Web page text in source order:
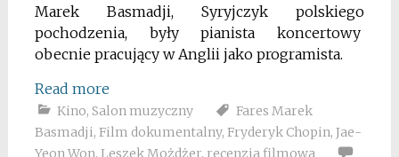
Marek Basmadji, Syryjczyk polskiego
pochodzenia, były pianista koncertowy
obecnie pracujący w Anglii jako programista.
Read more
Kino, Salon muzyczny
Fares Marek
Basmadji, Film dokumentalny, Fryderyk Chopin, Jae-
Yeon Won, Leszek Możdżer, recenzja filmowa